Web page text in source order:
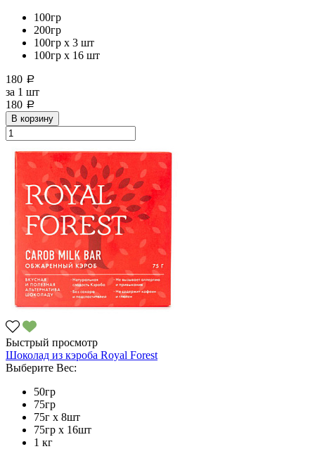
100гр
200гр
100гр х 3 шт
100гр х 16 шт
180 a
за 1 шт
180 a
В корзину
Быстрый просмотр
Шоколад из кэроба Royal Forest
Выберите Вес:
50гр
75гр
75г x 8шт
75гр х 16шт
1 кг